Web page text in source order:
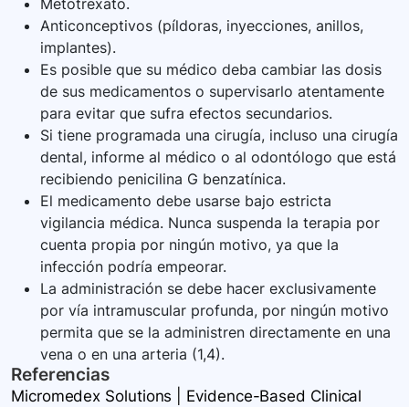
Metotrexato.
Anticonceptivos (píldoras, inyecciones, anillos,
implantes).
Es posible que su médico deba cambiar las dosis
de sus medicamentos o supervisarlo atentamente
para evitar que sufra efectos secundarios.
Si tiene programada una cirugía, incluso una cirugía
dental, informe al médico o al odontólogo que está
recibiendo penicilina G benzatínica.
El medicamento debe usarse bajo estricta
vigilancia médica. Nunca suspenda la terapia por
cuenta propia por ningún motivo, ya que la
infección podría empeorar.
La administración se debe hacer exclusivamente
por vía intramuscular profunda, por ningún motivo
permita que se la administren directamente en una
vena o en una arteria (1,4).
Referencias
Micromedex Solutions | Evidence-Based Clinical